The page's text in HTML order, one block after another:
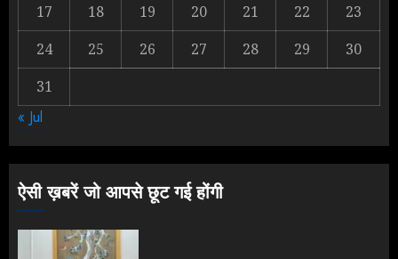
2
3
NEET महाघोटाले पर Rahul Gandhi
17
18 19 20 21 22
23
24
25 26 27 28 29
30
31
« Jul
ऐसी ख़बरें जो आपसे छूट गई होंगी